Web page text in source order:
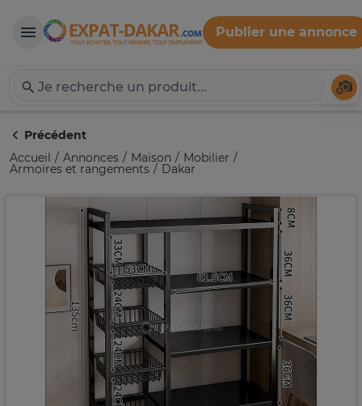
Expat-Dakar
Publier une annonce
Précédent
Accueil
Annonces Maison Mobilier
Armoires et rangements Dakar